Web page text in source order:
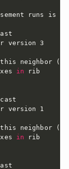
runs is 30
version 3
neighbor
(
in rib
version 1
neighbor
(
in rib